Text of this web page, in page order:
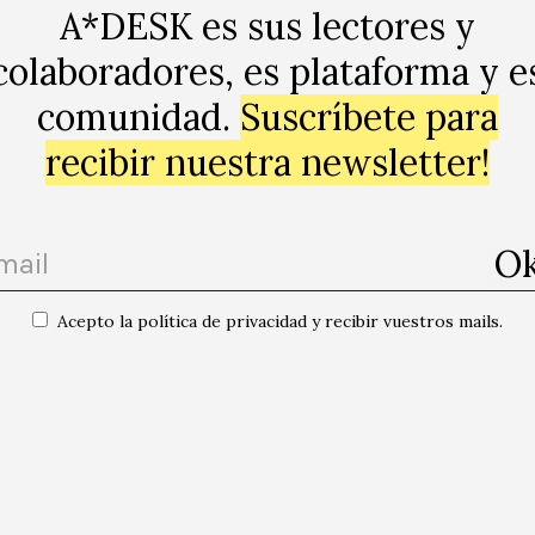
paisaje fueron adquiridos a través de caminatas y
concebirlo pasó por un juicio meramente
forma en que lo contemplamos. Observar formas,
indelebles. Esto explica que los eventos presentes y
de observar al paisaje para pasar a una
la cosmogonía del paisaje y su expresión en
epistemológica”.
en un proceso de transformación de identidades
de conocimiento y experiencia.
Lagos Preller (Puerto Montt, 1978) es curador, autor e investigador.
A*DESK es sus lectores y
es plataforma y
comunidad. Suscríbete para
recibir nuestra newsletter!
Acepto la política de privacidad y recibir vuestros mails.